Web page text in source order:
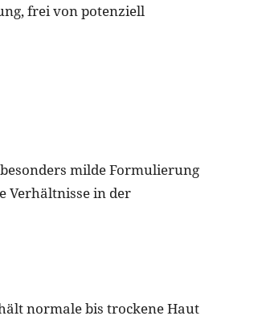
frei von potenziell
milde Formulierung
Verhältnisse in der
normale bis trockene Haut